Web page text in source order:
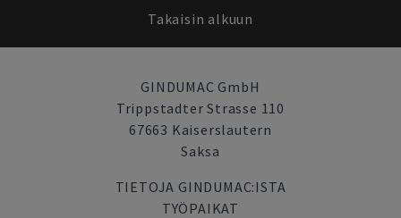
Takaisin alkuun
GINDUMAC GmbH
Trippstadter Strasse 110
67663 Kaiserslautern
Saksa
TIETOJA GINDUMAC:ISTA
TYÖPAIKAT